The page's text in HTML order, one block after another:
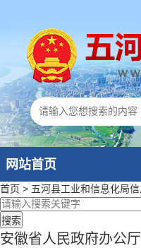
网站首页
首页 > 五河县工业和信息化局
安徽省人民政府办公